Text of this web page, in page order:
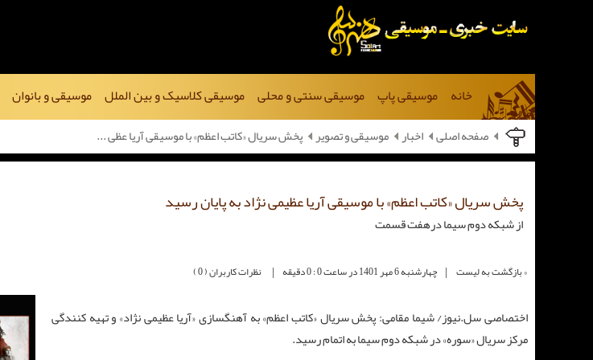
خانه موسیقی پاپ موسیقی سنتی و محلی موسیقی کلاسیک و بین الملل موسیقی و بانوان
صفحه اصلی اخبار موسیقی و تصویر پخش سریال «کاتب اعظم» با موسیقی آریا عظی ...
از شبکه دوم سیما درهفت قسمت
پخش سریال «کاتب اعظم» با موسیقی آریا عظیمی نژاد به پایان رسید
« بازگشت به لیست | چهارشنبه 6 مهر 1401 در ساعت 0 : 0 دقیقه | نظرات کاربران ( 0 )
اختصاصی سل.نیوز/ شیما مقامی: پخش سریال «کاتب اعظم» به آهنگسازی «آریا عظیمی نژاد» و تهیه ‌کنندگی
مرکز سریال «سوره» در شبکه دوم سیما به اتمام رسید.